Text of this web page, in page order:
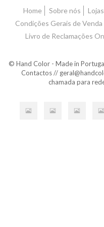
Home Sobre nós
Condições Gerais de Venda
Livro de Reclamações
© Hand Color - Made in
Contactos //
chamada para